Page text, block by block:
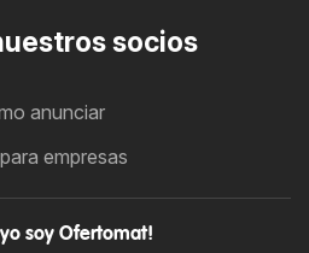
socios
anunciar
empresas
soy Ofertomat!